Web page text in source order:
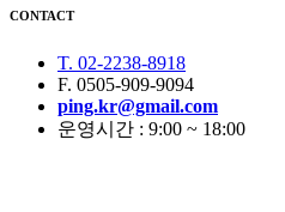
CONTACT
T. 02-2238-8918
F. 0505-909-9094
ping.kr@gmail.com
운영시간 : 9:00 ~ 18:00